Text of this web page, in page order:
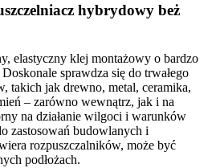
hybrydowy beż
elastyczny klej montażowy o bardzo
sprawdza się do trwałego
takich jak drewno, metal, ceramika,
– zarówno wewnątrz, jak i na
na działanie wilgoci i warunków
zastosowań budowlanych i
rozpuszczalników, może być
podłożach.